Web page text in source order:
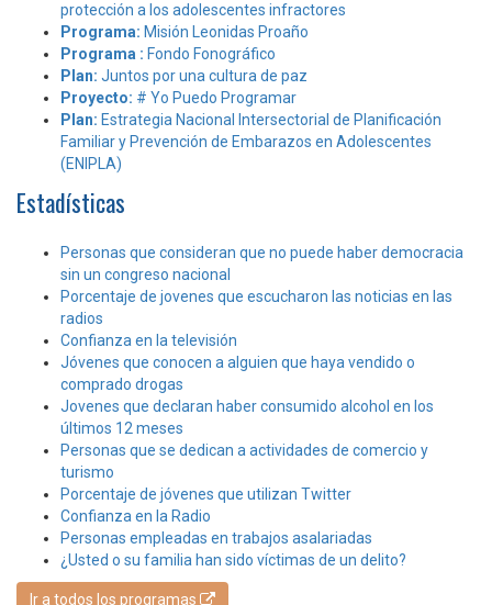
protección a los adolescentes infractores
Programa: Misión Leonidas Proaño
Programa : Fondo Fonográfico
Plan: Juntos por una cultura de paz
Proyecto: # Yo Puedo Programar
Plan: Estrategia Nacional Intersectorial de Planificación
Familiar y Prevención de Embarazos en Adolescentes
(ENIPLA)
Estadísticas
Personas que consideran que no puede haber democracia
sin un congreso nacional
Porcentaje de jovenes que escucharon las noticias en las
radios
Confianza en la televisión
Jóvenes que conocen a alguien que haya vendido o
comprado drogas
Jovenes que declaran haber consumido alcohol en los
últimos 12 meses
Personas que se dedican a actividades de comercio y
turismo
Porcentaje de jóvenes que utilizan Twitter
Confianza en la Radio
Personas empleadas en trabajos asalariadas
¿Usted o su familia han sido víctimas de un delito?
Ir a todos los programas